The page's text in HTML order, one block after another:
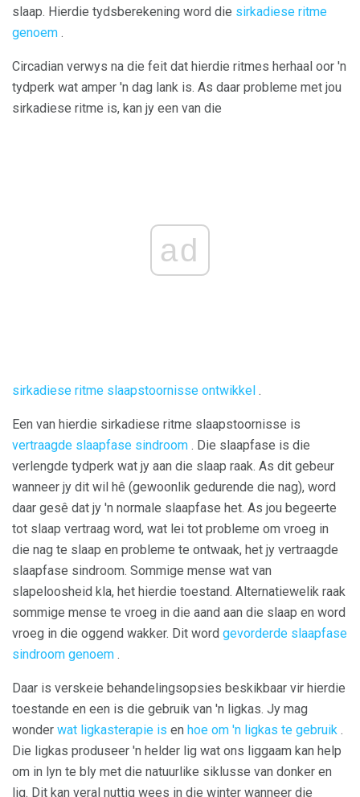
slaap. Hierdie tydsberekening word die sirkadiese ritme
genoem .
Circadian verwys na die feit dat hierdie ritmes herhaal oor 'n
tydperk wat amper 'n dag lank is. As daar probleme met jou
sirkadiese ritme is, kan jy een van die
ad
sirkadiese ritme slaapstoornisse ontwikkel .
Een van hierdie sirkadiese ritme slaapstoornisse is
vertraagde slaapfase sindroom . Die slaapfase is die
verlengde tydperk wat jy aan die slaap raak. As dit gebeur
wanneer jy dit wil hê (gewoonlik gedurende die nag), word
daar gesê dat jy 'n normale slaapfase het. As jou begeerte
tot slaap vertraag word, wat lei tot probleme om vroeg in
die nag te slaap en probleme te ontwaak, het jy vertraagde
slaapfase sindroom. Sommige mense wat van
slapeloosheid kla, het hierdie toestand. Alternatiewelik raak
sommige mense te vroeg in die aand aan die slaap en word
vroeg in die oggend wakker. Dit word gevorderde slaapfase
sindroom genoem .
Daar is verskeie behandelingsopsies beskikbaar vir hierdie
toestande en een is die gebruik van 'n ligkas. Jy mag
wonder wat ligkasterapie is en hoe om 'n ligkas te gebruik .
Die ligkas produseer 'n helder lig wat ons liggaam kan help
om in lyn te bly met die natuurlike siklusse van donker en
lig. Dit kan veral nuttig wees in die winter wanneer die